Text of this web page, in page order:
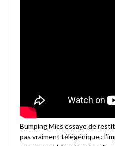
Bumping Mics essaye de
pas vraiment télégénique :